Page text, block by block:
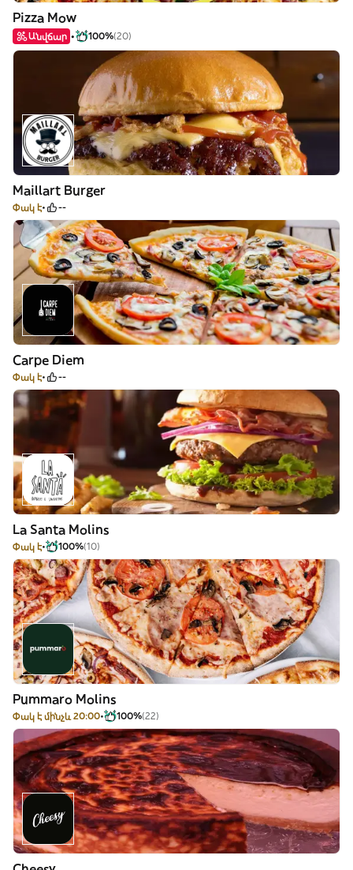
Pizza Mow
Անվճար 100%(20)
Maillart Burger
Փակ է --
Carpe Diem
Փակ է --
La Santa Molins
Փակ է 100%(10)
Pummaro Molins
Փակ է մինչև 20:00 100%(22)